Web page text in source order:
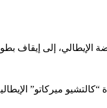
الإيطالي، إلى
ميركاتو”